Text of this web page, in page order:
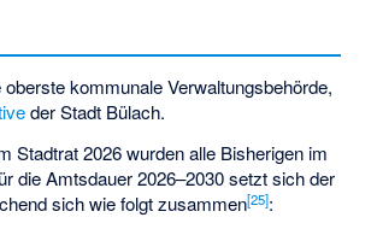
oberste kommunale Verwaltungsbehörde,
der Stadt Bülach.
Stadtrat 2026 wurden alle Bisherigen im
die Amtsdauer 2026–2030 setzt sich der
sich wie folgt zusammen[25]: